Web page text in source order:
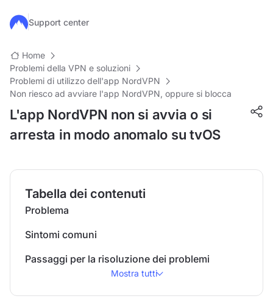
Salta al contenuto principale
Support center
Home
Problemi della VPN e soluzioni
Problemi di utilizzo dell'app NordVPN
Non riesco ad avviare l'app NordVPN, oppure si blocca
L'app NordVPN non si avvia o si
arresta in modo anomalo su tvOS
Tabella dei contenuti
Problema
Sintomi comuni
Passaggi per la risoluzione dei problemi
Mostra tutti